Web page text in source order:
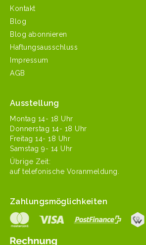
Kontakt
Blog
Blog abonnieren
Haftungsausschluss
Impressum
AGB
Ausstellung
Mon­tag 14- 18 Uhr
Don­ner­stag 14- 18 Uhr
Fre­itag 14- 18 Uhr
Sam­stag 9- 14 Uhr
Übrige Zeit:
auf tele­fonis­che Voranmeldung.
Zahlungsmöglichkeiten